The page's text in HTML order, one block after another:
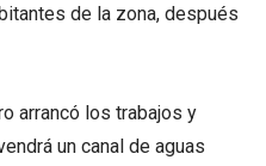
de la zona, después
arrancó los trabajos y
un canal de aguas